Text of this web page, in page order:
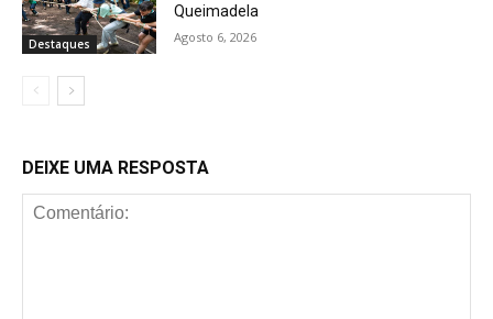
Destaques
Queimadela
Agosto 6, 2026
DEIXE UMA RESPOSTA